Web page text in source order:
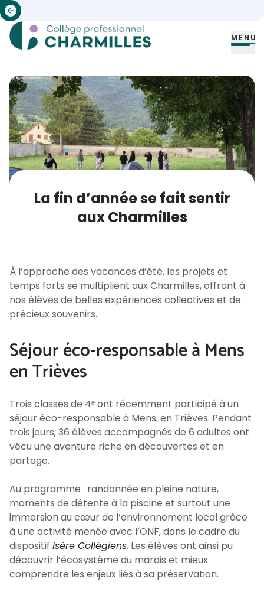
MENU
La fin d’année se fait sentir
aux Charmilles
À l’approche des vacances d’été, les projets et
temps forts se multiplient aux Charmilles, offrant à
nos élèves de belles expériences collectives et de
précieux souvenirs.
Séjour éco-responsable à Mens
en Trièves
Trois classes de 4ᵉ ont récemment participé à un
séjour éco-responsable à Mens, en Trièves. Pendant
trois jours, 36 élèves accompagnés de 6 adultes ont
vécu une aventure riche en découvertes et en
partage.
Au programme : randonnée en pleine nature,
moments de détente à la piscine et surtout une
immersion au cœur de l’environnement local grâce
à une activité menée avec l’ONF, dans le cadre du
dispositif Isère Collégiens. Les élèves ont ainsi pu
découvrir l’écosystème du marais et mieux
comprendre les enjeux liés à sa préservation.